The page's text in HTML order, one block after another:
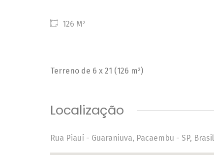
126 M²
Terreno de 6 x 21 (126 m²)
Localização
Rua Piauí - Guaraniuva, Pacaembu - SP, Brasil